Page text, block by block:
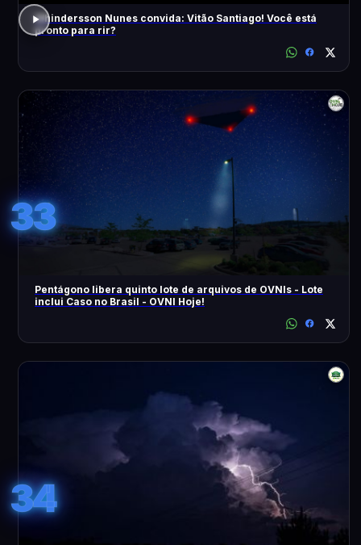
Whindersson Nunes convida: Vitão Santiago! Você está
pronto para rir?
33
Pentágono libera quinto lote de arquivos de OVNIs - Lote
inclui Caso no Brasil - OVNI Hoje!
34